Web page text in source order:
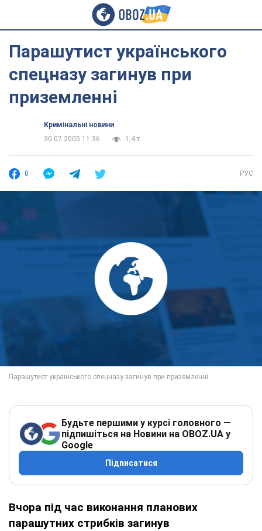
Парашутист українського
спецназу загинув при
приземленні
Кримінальні новини
30.07.2005 11:36
1,4 т.
0 РУС
Будьте першими у курсі головного —
підпишіться на Новини на OBOZ.UA у
Google
Підписатися
Вчора під час виконання планових
парашутних стрибків загинув